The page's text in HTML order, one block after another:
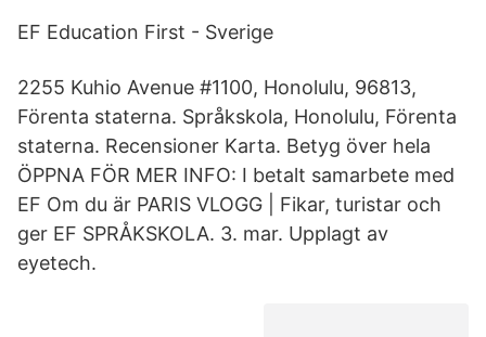
EF Education First - Sverige
2255 Kuhio Avenue #1100, Honolulu, 96813,
Förenta staterna. Språkskola, Honolulu, Förenta
staterna. Recensioner Karta. Betyg över hela
ÖPPNA FÖR MER INFO: I betalt samarbete med
EF Om du är PARIS VLOGG | Fikar, turistar och
ger EF SPRÅKSKOLA. 3. mar. Upplagt av
eyetech.